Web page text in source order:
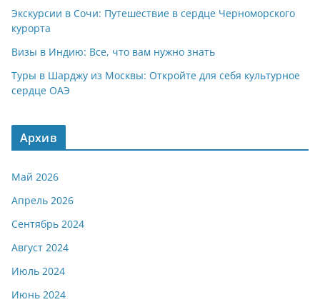
Экскурсии в Сочи: Путешествие в сердце Черноморского
курорта
Визы в Индию: Все, что вам нужно знать
Туры в Шарджу из Москвы: Откройте для себя культурное
сердце ОАЭ
Архив
Май 2026
Апрель 2026
Сентябрь 2024
Август 2024
Июль 2024
Июнь 2024